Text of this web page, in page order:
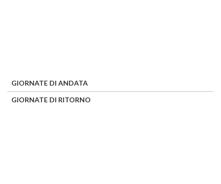
GIORNATE DI ANDATA
GIORNATE DI RITORNO